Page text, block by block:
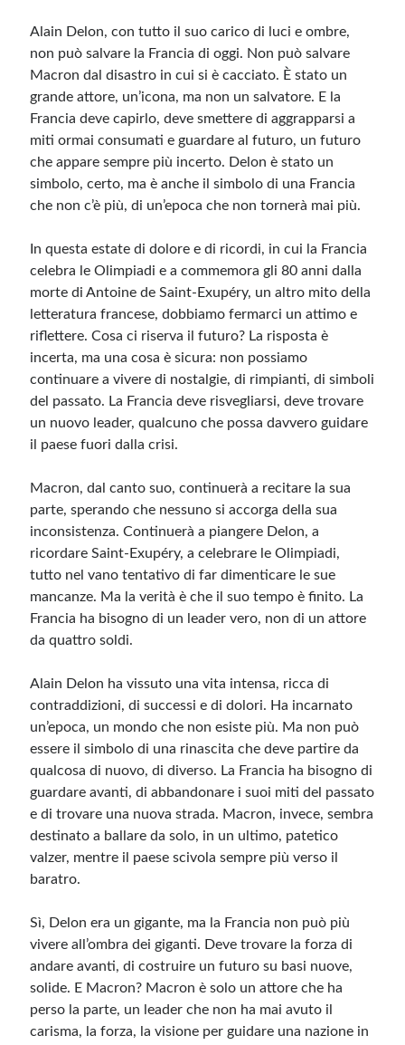
Alain Delon, con tutto il suo carico di luci e ombre,
non può salvare la Francia di oggi. Non può salvare
Macron dal disastro in cui si è cacciato. È stato un
grande attore, un’icona, ma non un salvatore. E la
Francia deve capirlo, deve smettere di aggrapparsi a
miti ormai consumati e guardare al futuro, un futuro
che appare sempre più incerto. Delon è stato un
simbolo, certo, ma è anche il simbolo di una Francia
che non c’è più, di un’epoca che non tornerà mai più.
In questa estate di dolore e di ricordi, in cui la Francia
celebra le Olimpiadi e a commemora gli 80 anni dalla
morte di Antoine de Saint-Exupéry, un altro mito della
letteratura francese, dobbiamo fermarci un attimo e
riflettere. Cosa ci riserva il futuro? La risposta è
incerta, ma una cosa è sicura: non possiamo
continuare a vivere di nostalgie, di rimpianti, di simboli
del passato. La Francia deve risvegliarsi, deve trovare
un nuovo leader, qualcuno che possa davvero guidare
il paese fuori dalla crisi.
Macron, dal canto suo, continuerà a recitare la sua
parte, sperando che nessuno si accorga della sua
inconsistenza. Continuerà a piangere Delon, a
ricordare Saint-Exupéry, a celebrare le Olimpiadi,
tutto nel vano tentativo di far dimenticare le sue
mancanze. Ma la verità è che il suo tempo è finito. La
Francia ha bisogno di un leader vero, non di un attore
da quattro soldi.
Alain Delon ha vissuto una vita intensa, ricca di
contraddizioni, di successi e di dolori. Ha incarnato
un’epoca, un mondo che non esiste più. Ma non può
essere il simbolo di una rinascita che deve partire da
qualcosa di nuovo, di diverso. La Francia ha bisogno di
guardare avanti, di abbandonare i suoi miti del passato
e di trovare una nuova strada. Macron, invece, sembra
destinato a ballare da solo, in un ultimo, patetico
valzer, mentre il paese scivola sempre più verso il
baratro.
Sì, Delon era un gigante, ma la Francia non può più
vivere all’ombra dei giganti. Deve trovare la forza di
andare avanti, di costruire un futuro su basi nuove,
solide. E Macron? Macron è solo un attore che ha
perso la parte, un leader che non ha mai avuto il
carisma, la forza, la visione per guidare una nazione in